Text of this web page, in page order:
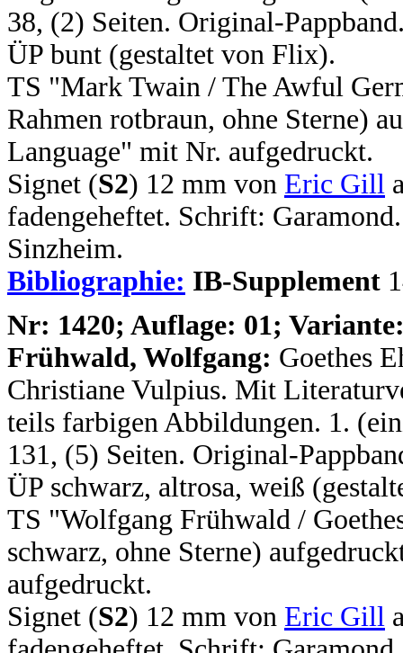
38, (2) Seiten. Original-
ÜP bunt (gestaltet von Flix).
TS "Mark Twain / The Awful
Rahmen rotbraun, ohne Sterne)
Language" mit Nr. aufgedruckt.
Signet (S2) 12 mm von Eric Gill
fadengeheftet. Schrift:
Sinzheim.
Bibliographie: IB-Supplement
Nr: 1420; Auflage: 01;
Frühwald, Wolfgang: Goethes
Christiane Vulpius. Mit
teils farbigen Abbildungen. 1.
131, (5) Seiten. Original-
ÜP schwarz, altrosa, weiß
TS "Wolfgang Frühwald /
schwarz, ohne Sterne)
aufgedruckt.
Signet (S2) 12 mm von Eric Gill